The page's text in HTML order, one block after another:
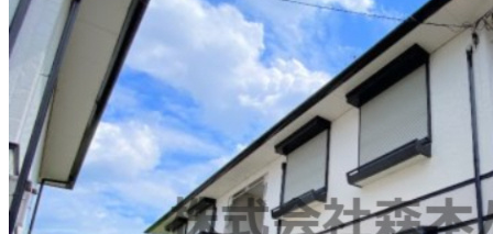
8.3万 (管理費等：5,000円 )
敷金